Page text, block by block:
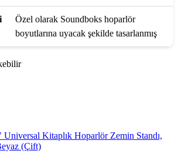
Özel olarak Soundboks hoparlör
boyutlarına uyacak şekilde tasarlanmış
Kitaplık Hoparlör Zemin Standı,
(Çift)